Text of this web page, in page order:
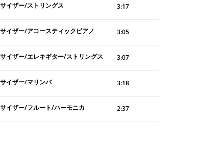
イザー/ストリングス 3:17
イザー/アコースティックピアノ 3:05
イザー/エレキギター/ストリングス 3:07
イザー/マリンバ 3:18
イザー/フルート/ハーモニカ 2:37